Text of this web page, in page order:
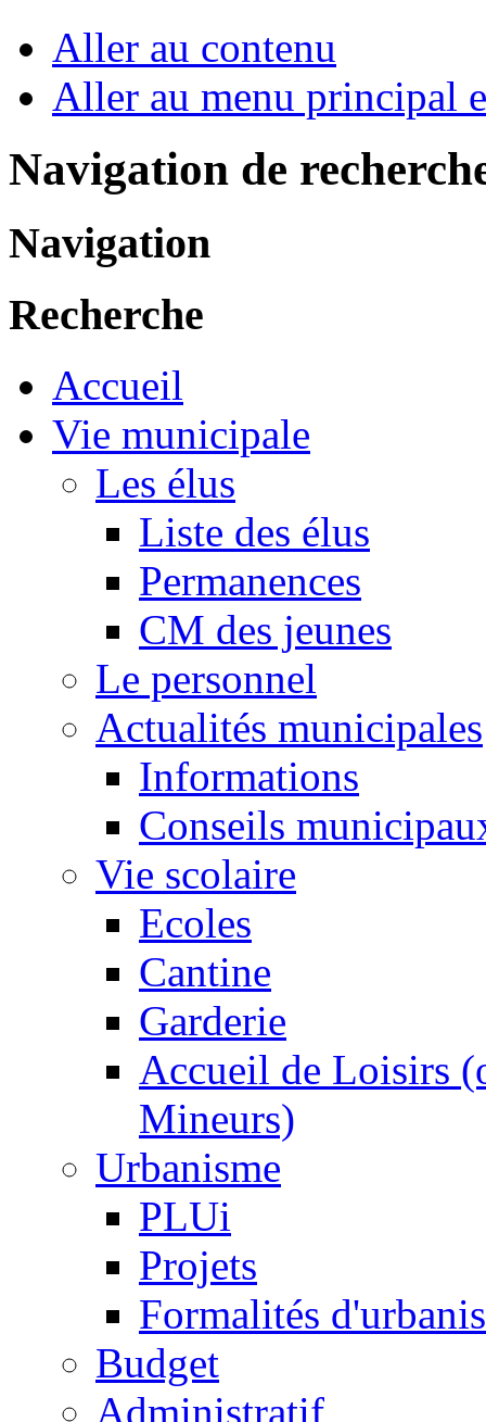
Aller au contenu
Aller au menu principal
Navigation de
Navigation
Recherche
Accueil
Vie municipale
Les élus
Liste des élus
Permanences
CM des jeunes
Le personnel
Actualités municipales
Informations
Conseils
Vie scolaire
Ecoles
Cantine
Garderie
Accueil de Loisirs
Mineurs)
Urbanisme
PLUi
Projets
Formalités
Budget
Administratif